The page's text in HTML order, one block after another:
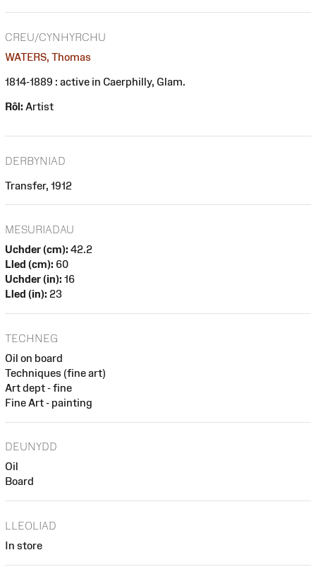
CREU/CYNHYRCHU
WATERS, Thomas
1814-1889 : active in Caerphilly, Glam.
Rôl: Artist
DERBYNIAD
Transfer, 1912
MESURIADAU
Uchder (cm): 42.2
Lled (cm): 60
Uchder (in): 16
Lled (in): 23
TECHNEG
Oil on board
Techniques (fine art)
Art dept - fine
Fine Art - painting
DEUNYDD
Oil
Board
LLEOLIAD
In store